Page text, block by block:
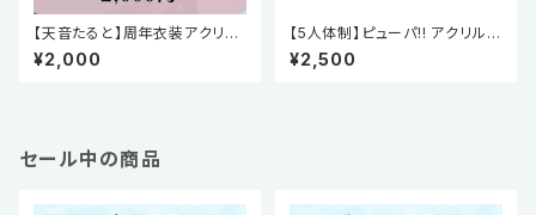
【天音たると】周年衣装アクリル
スタンド(周年祭2026)
¥2,000
【5人体制】ピューパ!! アクリルス
タンド vol.5
¥2,500
セール中の商品